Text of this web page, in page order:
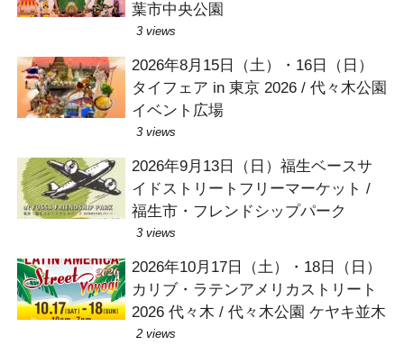
葉市中央公園
3 views
2026年8月15日（土）・16日（日）
タイフェア in 東京 2026 / 代々木公園
イベント広場
3 views
2026年9月13日（日）福生ベースサ
イドストリートフリーマーケット /
福生市・フレンドシップパーク
3 views
2026年10月17日（土）・18日（日）
カリブ・ラテンアメリカストリート
2026 代々木 / 代々木公園 ケヤキ並木
2 views